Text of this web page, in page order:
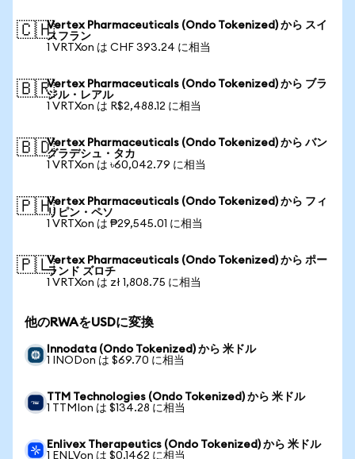
🇨🇭Vertex Pharmaceuticals (Ondo Tokenized) から スイ
スフラン
1 VRTXon は CHF 393.24 に相当
🇧🇷Vertex Pharmaceuticals (Ondo Tokenized) から ブラ
ジル・レアル
1 VRTXon は R$2,488.12 に相当
🇧🇩Vertex Pharmaceuticals (Ondo Tokenized) から バン
グラデシュ・タカ
1 VRTXon は ৳60,042.79 に相当
🇵🇭Vertex Pharmaceuticals (Ondo Tokenized) から フィ
リピン・ペソ
1 VRTXon は ₱29,545.01 に相当
🇵🇱Vertex Pharmaceuticals (Ondo Tokenized) から ポー
ランド ズロチ
1 VRTXon は zł 1,808.75 に相当
他のRWAをUSDに変換
Innodata (Ondo Tokenized) から 米ドル
1 INODon は $69.70 に相当
TTM Technologies (Ondo Tokenized) から 米ドル
1 TTMIon は $134.28 に相当
Enlivex Therapeutics (Ondo Tokenized) から 米ドル
1 ENLVon は $0.1462 に相当